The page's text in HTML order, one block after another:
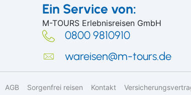
Ein Service von:
M-TOURS Erlebnisreisen GmbH
0800 9810910
wareisen@m-tours.de
AGB Sorgenfrei reisen Kontakt